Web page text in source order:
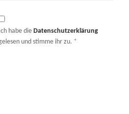
Ich habe die Datenschutzerklärung
und stimme ihr zu. *